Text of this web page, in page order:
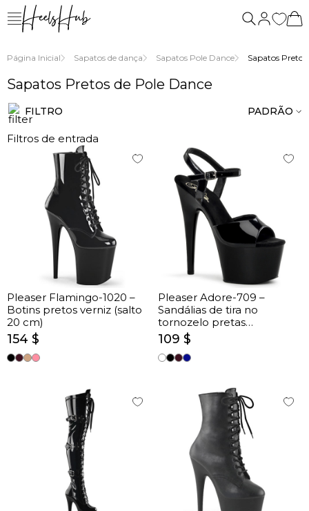
Página Inicial Sapatos de dança Sapatos Pole Dance Sapatos
Sapatos Pretos de Pole Dance
FILTRO PADRÃO
Filtros de entrada
Pleaser Flamingo-1020 –
Botins pretos verniz (salto
20 cm)
154 $
Pleaser Adore-709 –
Sandálias de tira no
tornozelo pretas
verniz/preto (salto 17.8 cm)
109 $